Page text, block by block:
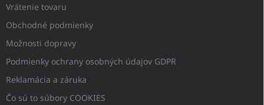
Vrátenie tovaru
Obchodné podmienky
Možnosti dopravy
Podmienky ochrany osobných údajov GDPR
Reklamácia a záruka
Čo sú to súbory COOKIES